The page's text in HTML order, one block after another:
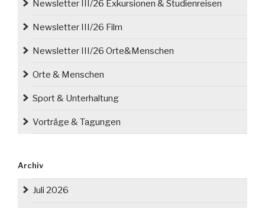
Newsletter III/26 Exkursionen & Studienreisen
Newsletter III/26 Film
Newsletter III/26 Orte&Menschen
Orte & Menschen
Sport & Unterhaltung
Vorträge & Tagungen
Archiv
Juli 2026